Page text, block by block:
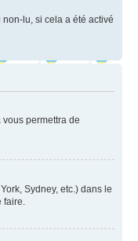
lu, si cela a été activé
permettra de
Sydney, etc.) dans le